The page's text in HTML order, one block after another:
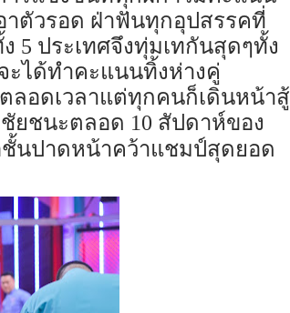
าตัวรอด ฝ่าฟันทุกอุปสรรคที่
5 ประเทศจึงทุ่มเทกันสุดๆทั้ง
ะได้ทำคะแนนทิ้งห่างคู่
ลอดเวลาแต่ทุกคนก็เดินหน้าสู้
ยชนะตลอด 10 สัปดาห์ของ
ชั้นปาดหน้าคว้าแชมป์สุดยอด